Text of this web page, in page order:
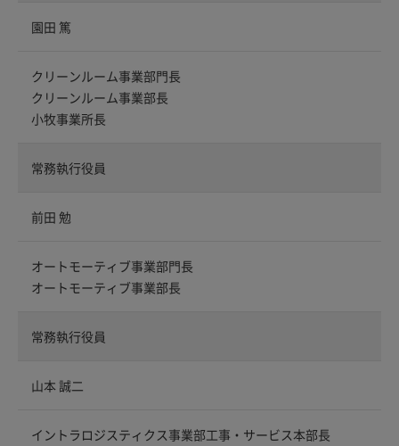
園田 篤
クリーンルーム事業部門長
クリーンルーム事業部長
小牧事業所長
常務執行役員
前田 勉
オートモーティブ事業部門長
オートモーティブ事業部長
常務執行役員
山本 誠二
イントラロジスティクス事業部工事・サービス本部長